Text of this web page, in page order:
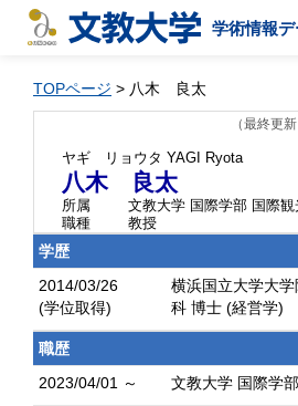
学術情報
TOPページ > 八木 良太
（最終更
ヤギ リョウタ YAGI Ryota
八木 良太
所属
文教大学 国際学部 国際観
職種
教授
学歴
2014/03/26
(学位取得)
横浜国立大学大
科 博士 (経営学)
職歴
2023/04/01 ～
文教大学 国際学